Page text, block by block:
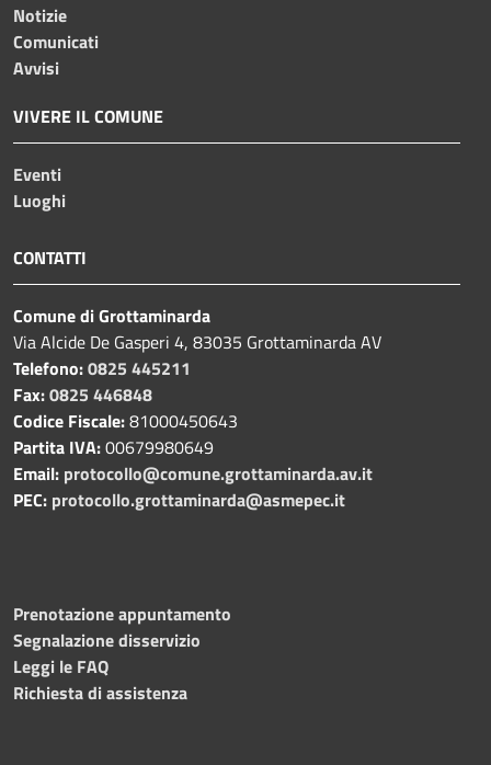
Notizie
Comunicati
Avvisi
VIVERE IL COMUNE
Eventi
Luoghi
CONTATTI
Comune di Grottaminarda
Via Alcide De Gasperi 4, 83035 Grottaminarda AV
Telefono:0825 445211
Fax:0825 446848
Codice Fiscale:81000450643
Partita IVA:00679980649
Email: protocollo@comune.grottaminarda.av.it
PEC: protocollo.grottaminarda@asmepec.it
Prenotazione appuntamento
Segnalazione disservizio
Leggi le FAQ
Richiesta di assistenza